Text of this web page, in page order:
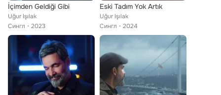
İçimden Geldiği Gibi
Uğur Işılak
Сингл
2023
Eski Tadım Yok Artık
Uğur Işılak
Сингл
2024